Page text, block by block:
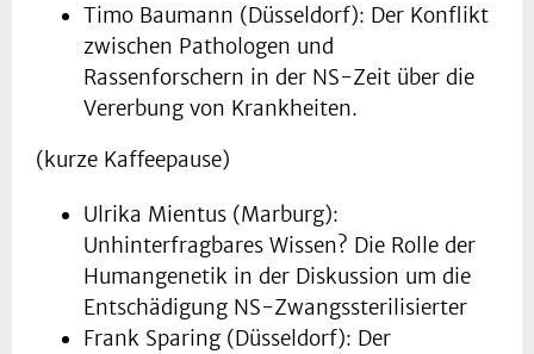
Timo Baumann (Düsseldorf): Der Konflikt
zwischen Pathologen und
Rassenforschern in der NS-Zeit über die
Vererbung von Krankheiten.
(kurze Kaffeepause)
Ulrika Mientus (Marburg):
Unhinterfragbares Wissen? Die Rolle der
Humangenetik in der Diskussion um die
Entschädigung NS-Zwangssterilisierter
Frank Sparing (Düsseldorf): Der